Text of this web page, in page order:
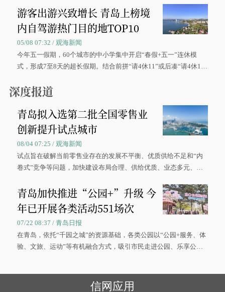
游客出游兴致增长 青岛上榜境
内自驾游热门目的地TOP10
05/08 07:32 / 观海新闻
今年五一假期，60个城市的中小学集中开启“春假+五一”连休模
式，形成7至8天的超长假期。结合前拼“请4休11”或后凑“请4休1
深度报道
青岛拟入选第二批全国零售业
创新提升试点城市
08/04 07:25 / 观海新闻
试点旨在破解当前零售业存在的发展不平衡、优质供给不足和“内
卷式”竞争等问题，加快建设布局合理、供给优质、业态多元、智
青岛加快推进“公园+”升级 今
年已开展各类活动551场次
07/22 08:37 / 青岛日报
在青岛，依托“千园之城”的资源基础，各类公园以“公园+服务、体
验、文旅、运动”等有机融合方式，吸引市民走进公园、乐享公
信网应用